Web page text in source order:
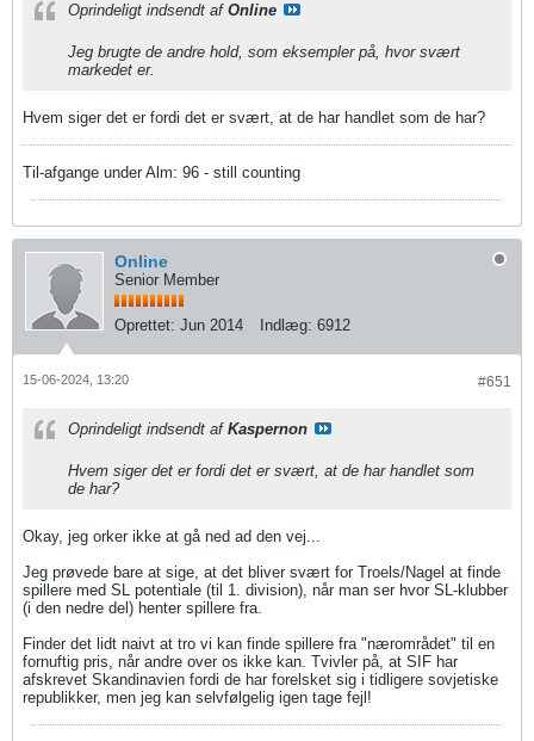
Oprindeligt indsendt af Online
Jeg brugte de andre hold, som eksempler på, hvor svært
markedet er.
Hvem siger det er fordi det er svært, at de har handlet som de har?
Til-afgange under Alm: 96 - still counting
Online
Senior Member
Oprettet: Jun 2014 Indlæg: 6912
#651
15-06-2024, 13:20
Oprindeligt indsendt af Kaspernon
Hvem siger det er fordi det er svært, at de har handlet som
de har?
Okay, jeg orker ikke at gå ned ad den vej...
Jeg prøvede bare at sige, at det bliver svært for Troels/Nagel at finde
spillere med SL potentiale (til 1. division), når man ser hvor SL-klubber
(i den nedre del) henter spillere fra.
Finder det lidt naivt at tro vi kan finde spillere fra "nærområdet" til en
fornuftig pris, når andre over os ikke kan. Tvivler på, at SIF har
afskrevet Skandinavien fordi de har forelsket sig i tidligere sovjetiske
republikker, men jeg kan selvfølgelig igen tage fejl!